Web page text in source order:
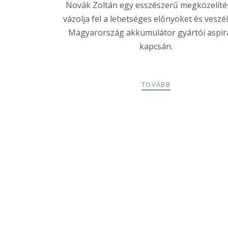
Novák Zoltán egy esszészerű
vázolja fel a lehetséges előnyöket és
Magyarország akkumulátor gyártói
kapcsán.
TOVÁBB